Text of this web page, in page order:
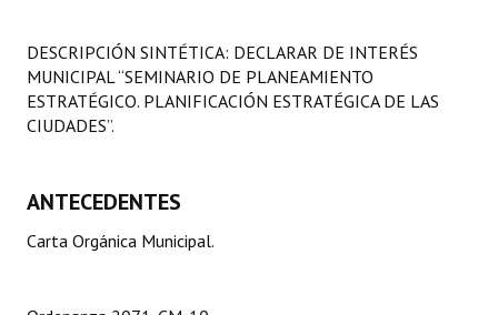
Programas
LEGISLACIÓN
Reglamento Interno
DESCRIPCIÓN SINTÉTICA: DECLARAR DE INTERÉS
MUNICIPAL “SEMINARIO DE PLANEAMIENTO
ESTRATÉGICO. PLANIFICACIÓN ESTRATÉGICA DE LAS
CIUDADES”.
ANTECEDENTES
Carta Orgánica Municipal.